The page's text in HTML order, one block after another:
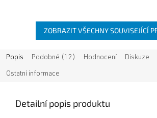
ZOBRAZIT VŠECHNY SOUVISEJÍCÍ
Popis Podobné (12) Hodnocení Diskuze
Ostatní informace
Detailní popis produktu